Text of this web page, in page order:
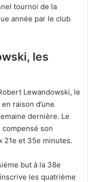
tournoi de la
année par le club
les
Lewandowski, le
raison d’une
dernière. Le
son
21e et 35e minutes.
but à la 38e
les quatrième